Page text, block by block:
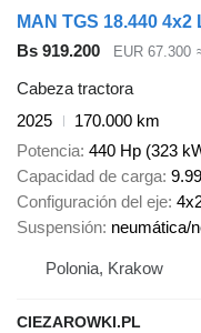
MAN TGS 18.440
Bs 919.200
EUR 67.300
Cabeza tractora
2025
170.000 km
Potencia 440 Hp (323
Capacidad de carga
Configuración del eje
Suspensión neumática/
Polonia, Krakow
CIEZAROWKI.PL